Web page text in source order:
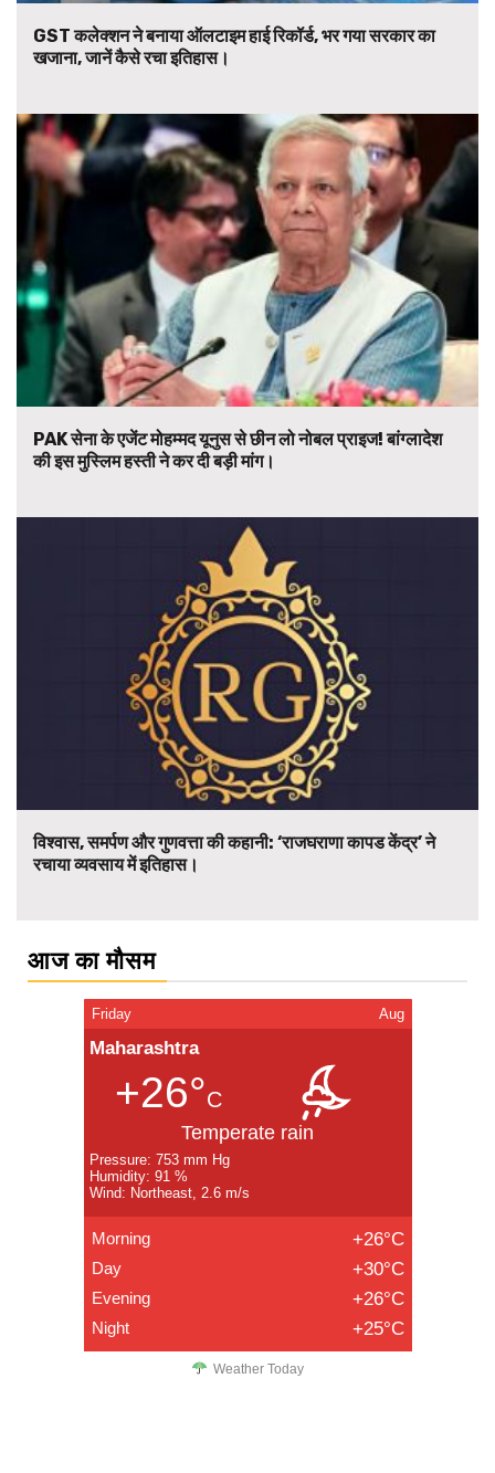
GST कलेक्शन ने बनाया ऑलटाइम हाई रिकॉर्ड, भर गया सरकार का
खजाना, जानें कैसे रचा इतिहास।
PAK सेना के एजेंट मोहम्मद यूनुस से छीन लो नोबल प्राइज! बांग्लादेश
की इस मुस्लिम हस्ती ने कर दी बड़ी मांग।
विश्वास, समर्पण और गुणवत्ता की कहानी: ‘राजघराणा कापड केंद्र’ ने
रचाया व्यवसाय में इतिहास।
आज का मौसम
Friday Aug
Maharashtra
+26°C
Temperate rain
Pressure: 753 mm Hg
Humidity: 91 %
Wind: Northeast, 2.6 m/s
Morning +26°C
Day +30°C
Evening +26°C
Night +25°C
Weather Today